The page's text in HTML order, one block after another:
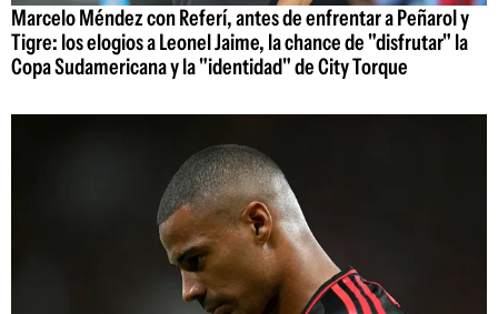
Marcelo Méndez con Referí, antes de enfrentar a Peñarol y
Tigre: los elogios a Leonel Jaime, la chance de "disfrutar" la
Copa Sudamericana y la "identidad" de City Torque